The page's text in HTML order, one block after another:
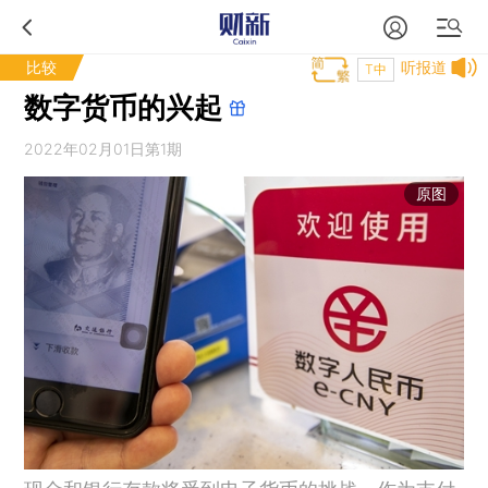
比较 听报道
T中
数字货币的兴起
2022年02月01日第1期
原图